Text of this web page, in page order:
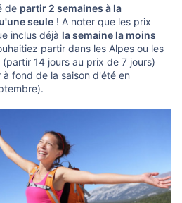
de partir 2 semaines à la
seule ! A noter que les prix
inclus déjà la semaine la moins
partir dans les Alpes ou les
(partir 14 jours au prix de 7 jours)
fond de la saison d'été en